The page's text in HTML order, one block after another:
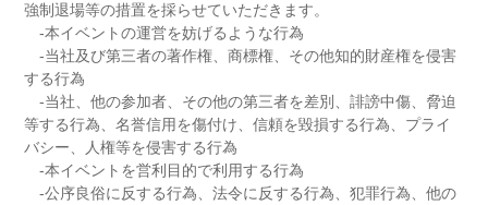
強制退場等の措置を採らせていただきます。
-本イベントの運営を妨げるような行為
-当社及び第三者の著作権、商標権、その他知的財産権を侵害
する行為
-当社、他の参加者、その他の第三者を差別、誹謗中傷、脅迫
等する行為、名誉信用を傷付け、信頼を毀損する行為、プライ
バシー、人権等を侵害する行為
-本イベントを営利目的で利用する行為
-公序良俗に反する行為、法令に反する行為、犯罪行為、他の